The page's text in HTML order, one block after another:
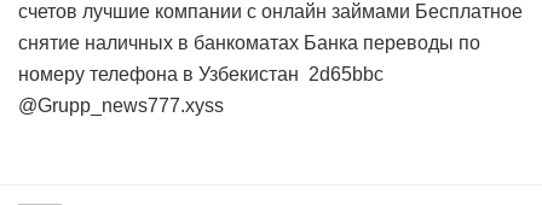
счетов лучшие компании с онлайн займами Бесплатное
снятие наличных в банкоматах Банка переводы по
номеру телефона в Узбекистан 2d65bbc
@Grupp_news777.xyss